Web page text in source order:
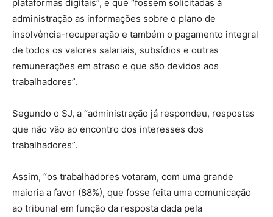
plataformas digitais”, e que “fossem solicitadas à
administração as informações sobre o plano de
insolvência-recuperação e também o pagamento integral
de todos os valores salariais, subsídios e outras
remunerações em atraso e que são devidos aos
trabalhadores”.
Segundo o SJ, a “administração já respondeu, respostas
que não vão ao encontro dos interesses dos
trabalhadores”.
Assim, “os trabalhadores votaram, com uma grande
maioria a favor (88%), que fosse feita uma comunicação
ao tribunal em função da resposta dada pela